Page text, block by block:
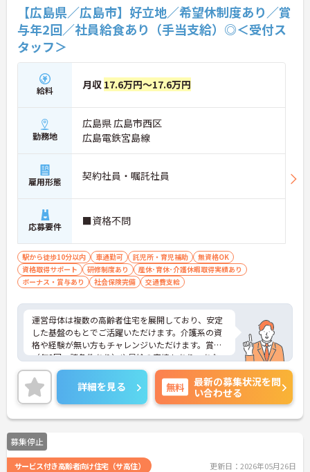
【広島県／広島市】好立地／希望休制度あり／賞
与年2回／社員給食あり（手当支給）◎＜受付ス
タッフ＞
給料 月収 17.6万円～17.6万円
勤務地
広島県 広島市西区
広島電鉄宮島線
雇用形態 契約社員・嘱託社員
応募要件 ■資格不問
駅から徒歩10分以内 車通勤可 託児所・育児補助
無資格OK
資格取得サポート
研修制度あり
産休･育休･介護休暇取得実績あり
ボーナス・賞与あり
社会保険完備 交通費支給
運営母体は複数の高齢者住宅を展開しており、安定
した基盤のもとでご活躍いただけます。介護系の資
格や経験が無い方もチャレンジいただけます。賞与
（年2回、諸条件あり）や昇給の実績もあり、あな
たの頑張りがしっかりと評価されます。無料の社員
給食（1日1食）や、育休からの復職をサポートする
育児給付金+（プラス）制度（最大10万円）、資格
取得支援制度（最大10万円補助）など、福利厚生も
充実しています。社内研修やキャリアパス制度も整
っており、スキルアップを目指したい方にも最適で
す。ご興味のある方には、面接対策ポイントなど、
さらに詳細をお話ししますのでお気軽にご相談くだ
さい！
詳細を見る 無料
最新の募集状況を問
い合わせる
募集停止
サービス付き高齢者向け住宅（サ高住） 更新日：2026年05月26日